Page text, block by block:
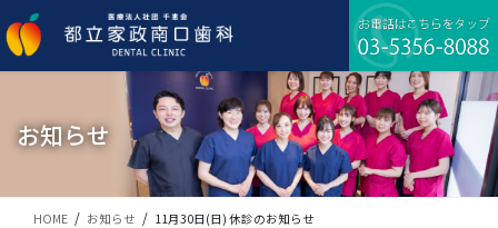
ン
テ
ビ
ゲ
移
お知らせ
HOME お知らせ 11月30日(日) 休診のお知らせ